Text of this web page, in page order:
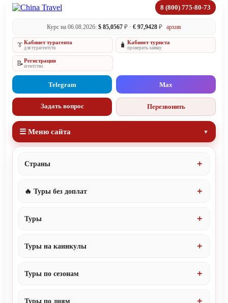
8 (800) 775-80-73
Курс на 06.08.2026: $ 85,0567 ₽ · € 97,9428 ₽ архив
👔Кабинет турагента
для турагентств 🧳 Кабинет туриста
проверить заявку
📝Регистрация
агентство
Telegram Max
Задать вопрос Перезвонить
☰ Меню сайта
Страны
🔥 Туры без доплат
Туры
Туры на каникулы
Туры по сезонам
Туры по дням